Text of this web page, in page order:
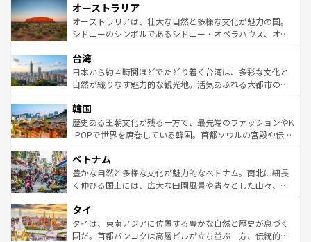
部のニューオーリンズでは、音楽と美食が融合した独特の
文化が魅力。旅行者はアメリカの各地域で異なる魅力を楽
しみながら、その多様性と豊かな歴史を感じることができ
ならではの贅沢な旅のスタイルだ。 なお、新着のアメリカ
情報はコンテンツ一覧を参照してほしい。
ワイ島は見逃せない。また、定番の観光地といえばオアフ
島だが、静かな自然を求めるならマウイ島やカウアイ島が
おすすめ。エメラルドグリーンに輝く海をはじめ、豊かな
れるおもてなしの心で訪れる人々を迎えてくれるハワイの
人々、おいしいローカルフードやハワイアンミュージッ
ク、伝統的なフラダンスなど、すべてがハワイの魅力を彩
ワイを、存分に味わってほしい。 なお、新着のハワイ情報
はコンテンツ一覧を参照してほしい。
オーストラリア
オーストラリアは、壮大な自然と多様な文化が魅力の国。
シドニーのシンボルであるシドニー・オペラハウス、オー
リアリーフや大陸中央部にそびえるウルル（エアーズロッ
ク）、タスマニアの美しい原生林やケアンズの熱帯雨林な
ど、見どころがたくさん。また、カフェやワイン、オージ
いる。アクティビティも充実しており、サーフィンやダイ
ビング、ハイキングなど、アウトドア好きにはたまらな
い。オーストラリアの多彩な魅力を存分に味わいつくそ
参照してほしい。
台湾
日本から約４時間ほどでたどり着く台湾は、多彩な文化と
自然が織りなす魅力的な観光地。活気あふれる大都市の台
ン）、静ひつな山岳地帯である台湾東部など、都市の喧騒
と山間の静けさが共存しており、訪れる人に新しい発見と
驚きをもたらしてくれる。また、奥深い台湾の食文化も魅
容にもいいと評判のスイーツなど、バラエティ豊かな料理
が味わえる。 なお、新着の台湾情報は コンテンツ一覧を参
照してほしい。
韓国
歴史ある王朝文化が残る一方で、最先端のファッションやK
-POPで世界を席巻している韓国。首都ソウルの宮殿や伝統
き、地方に足を延ばせば四季折々の自然美を楽しむことが
できる。そして、キムチや焼肉、絶品のストリートフード
まで、さまざまな韓国料理が待っている。夜には、韓国な
リティに包まれながら、韓国の多彩な魅力を心ゆくまで味
わってみてほしい。 なお、新着の韓国情報はコンテンツ一
覧を参照してほしい。
ベトナム
豊かな自然と多様な文化が魅力的なベトナム。南北に細長
く伸びる国土には、広大な田園風景や青々とした山々、世
急速な発展と共に伝統が息づく。ハノイの古い町並みやホ
ーチミン市のフランス統治時代の建物も、独特の雰囲気を
醸し出している。また、バラエティの豊かさとおいしさで
タイ
タイは、東南アジアに位置する豊かな自然と歴史が息づく
国だ。首都バンコクは高層ビルが立ち並ぶ一方、伝統的な